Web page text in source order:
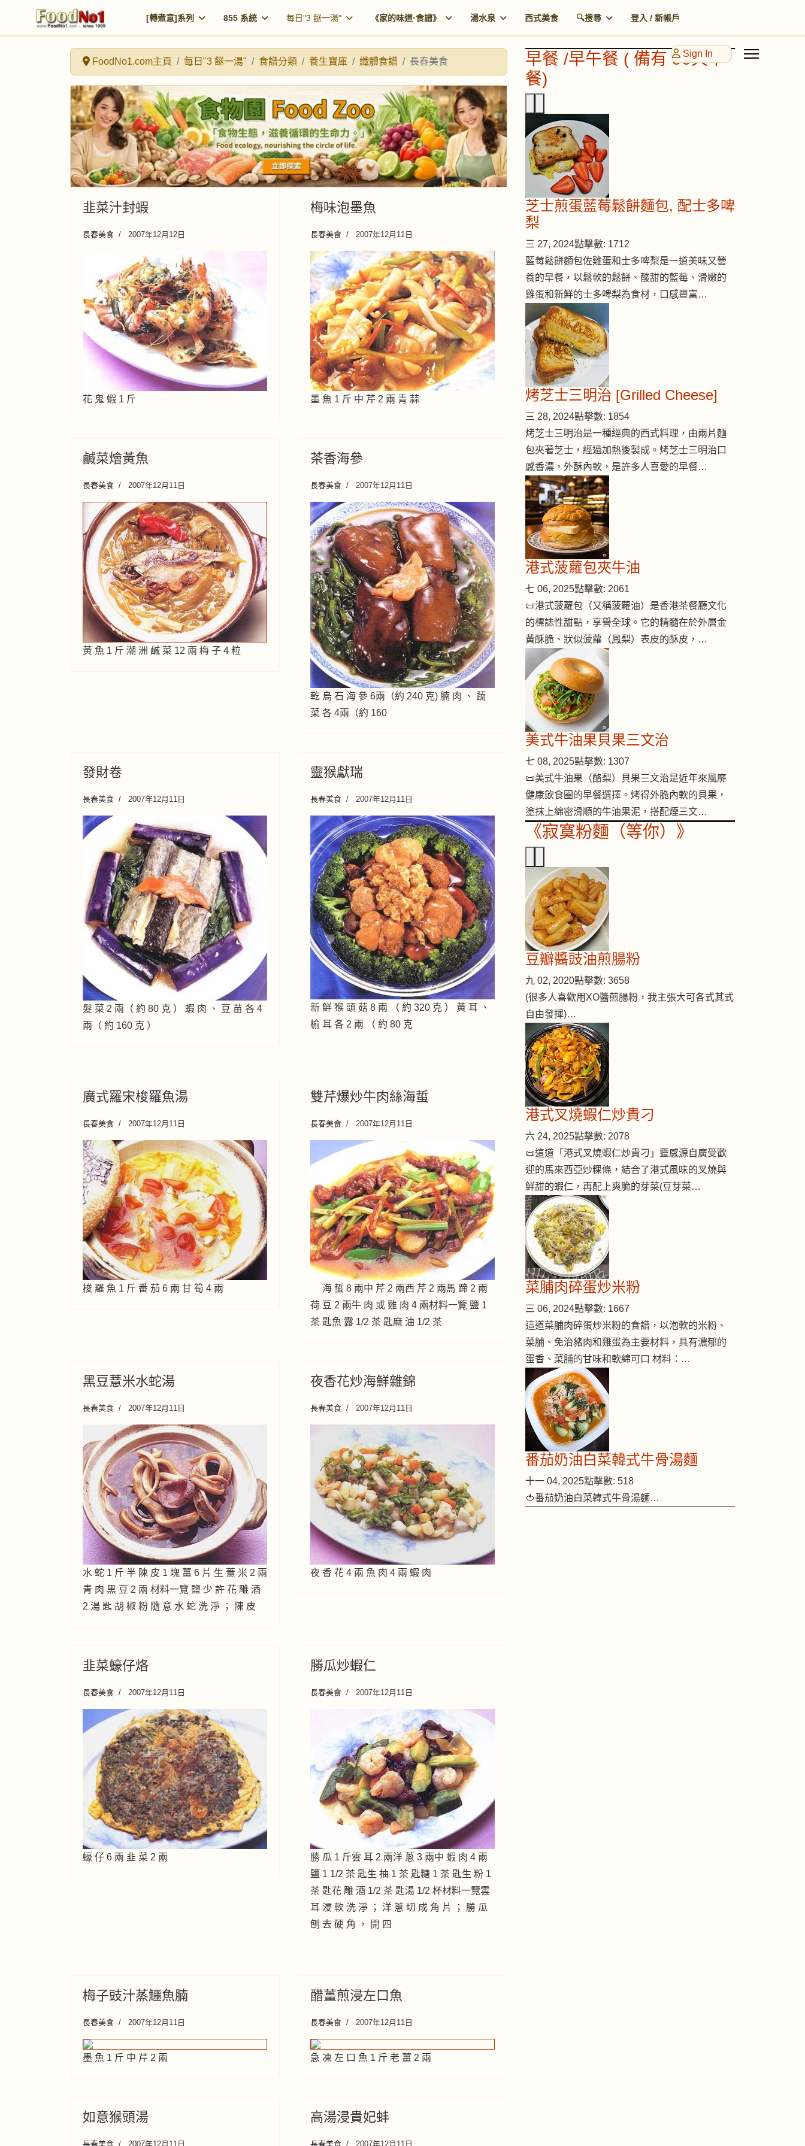
[轉煮意]系列 855 系統 每日"3 餸一湯" 《家的味道·食譜》 湯水泉 西式美食 🔍搜尋 登入 / 新帳戶
Sign In
FoodNo1.com主頁 每日"3 餸一湯" 食譜分類 養生寶庫 纖體食譜 長春美食
韭菜汁封蝦
長春美食 2007年12月12日
花 鬼 蝦 1 斤
梅味泡墨魚
長春美食 2007年12月11日
墨 魚 1 斤 中 芹 2 兩 青 蒜
鹹菜燴黃魚
長春美食 2007年12月11日
黃 魚 1 斤 潮 洲 鹹 菜 12 兩 梅 子 4 粒
茶香海參
長春美食 2007年12月11日
乾 烏 石 海 參 6兩（約 240 克) 腩 肉 、 蔬
菜 各 4兩（約 160
發財卷
長春美食 2007年12月11日
髮 菜 2 兩（ 約 80 克 ） 蝦 肉 、 豆 苗 各 4
兩（ 約 160 克 ）
靈猴獻瑞
長春美食 2007年12月11日
新 鮮 猴 頭 菇 8 兩 （ 約 320 克 ） 黃 耳 、
榆 耳 各 2 兩 （ 約 80 克
廣式羅宋梭羅魚湯
長春美食 2007年12月11日
梭 羅 魚 1 斤 番 茄 6 兩 甘 筍 4 兩
雙芹爆炒牛肉絲海蜇
長春美食 2007年12月11日
海 蜇 8 兩中 芹 2 兩西 芹 2 兩馬 蹄 2 兩
荷 豆 2 兩牛 肉 或 雞 肉 4 兩材料一覽 鹽 1
茶 匙魚 露 1/2 茶 匙麻 油 1/2 茶
黑豆薏米水蛇湯
長春美食 2007年12月11日
水 蛇 1 斤 半 陳 皮 1 塊 薑 6 片 生 薏 米 2 兩
青 肉 黑 豆 2 兩 材料一覽 鹽 少 許 花 雕 酒
2 湯 匙 胡 椒 粉 隨 意 水 蛇 洗 淨 ； 陳 皮
夜香花炒海鮮雜錦
長春美食 2007年12月11日
夜 香 花 4 兩 魚 肉 4 兩 蝦 肉
韭菜蠔仔烙
長春美食 2007年12月11日
蠔 仔 6 兩 韭 菜 2 兩
勝瓜炒蝦仁
長春美食 2007年12月11日
勝 瓜 1 斤雲 耳 2 兩洋 蔥 3 兩中 蝦 肉 4 兩
鹽 1 1/2 茶 匙生 抽 1 茶 匙糖 1 茶 匙生 粉 1
茶 匙花 雕 酒 1/2 茶 匙湯 1/2 杯材料一覽雲
耳 浸 軟 洗 淨 ； 洋 蔥 切 成 角 片 ； 勝 瓜
刨 去 硬 角 ， 開 四
梅子豉汁蒸鱷魚腩
長春美食 2007年12月11日
墨 魚 1 斤 中 芹 2 兩
醋薑煎浸左口魚
長春美食 2007年12月11日
急 凍 左 口 魚 1 斤 老 薑 2 兩
如意猴頭湯
長春美食 2007年12月11日
高湯浸貴妃蚌
長春美食 2007年12月11日
早餐 /早午餐 ( 備有 90天早
餐)
芝士煎蛋藍莓鬆餅麵包, 配士多啤
梨
三 27, 2024點擊數: 1712
藍莓鬆餅麵包佐雞蛋和士多啤梨是一道美味又營
養的早餐，以鬆軟的鬆餅、酸甜的藍莓、滑嫩的
雞蛋和新鮮的士多啤梨為食材，口感豐富…
烤芝士三明治 [Grilled Cheese]
三 28, 2024點擊數: 1854
烤芝士三明治是一種經典的西式料理，由兩片麵
包夾著芝士，經過加熱後製成。烤芝士三明治口
感香濃，外酥內軟，是許多人喜愛的早餐…
港式菠蘿包夾牛油
七 06, 2025點擊數: 2061
📜港式菠蘿包（又稱菠蘿油）是香港茶餐廳文化
的標誌性甜點，享譽全球。它的精髓在於外層金
黃酥脆、狀似菠蘿（鳳梨）表皮的酥皮，…
美式牛油果貝果三文治
七 08, 2025點擊數: 1307
📜美式牛油果（酪梨）貝果三文治是近年來風靡
健康飲食圈的早餐選擇。烤得外脆內軟的貝果，
塗抹上綿密滑順的牛油果泥，搭配煙三文…
《寂寞粉麵（等你）》
豆瓣醬豉油煎腸粉
九 02, 2020點擊數: 3658
(很多人喜歡用XO醬煎腸粉，我主張大可各式其式
自由發揮)…
港式叉燒蝦仁炒貴刁
六 24, 2025點擊數: 2078
📜這道「港式叉燒蝦仁炒貴刁」靈感源自廣受歡
迎的馬來西亞炒粿條，結合了港式風味的叉燒與
鮮甜的蝦仁，再配上爽脆的芽菜(豆芽菜…
菜脯肉碎蛋炒米粉
三 06, 2024點擊數: 1667
這道菜脯肉碎蛋炒米粉的食譜，以泡軟的米粉、
菜脯、免治豬肉和雞蛋為主要材料，具有濃郁的
蛋香、菜脯的甘味和軟綿可口 材料：…
番茄奶油白菜韓式牛骨湯麵
十一 04, 2025點擊數: 518
🍅番茄奶油白菜韓式牛骨湯麵…